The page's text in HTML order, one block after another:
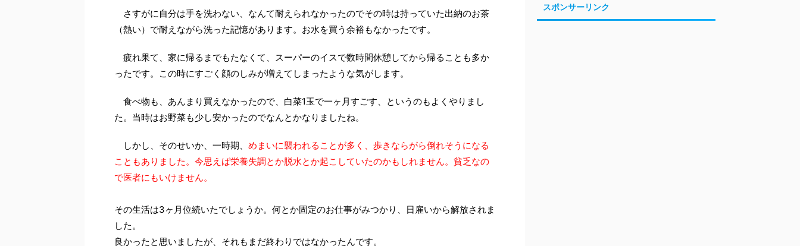
さすがに自分は手を洗わない、なんて耐えられなかったのでその時は持っていた出納のお茶
（熱い）で耐えながら洗った記憶があります。お水を買う余裕もなかったです。
疲れ果て、家に帰るまでもたなくて、スーパーのイスで数時間休憩してから帰ることも多か
ったです。この時にすごく顔のしみが増えてしまったような気がします。
食べ物も、あんまり買えなかったので、白菜1玉で一ヶ月すごす、というのもよくやりまし
た。当時はお野菜も少し安かったのでなんとかなりましたね。
しかし、そのせいか、一時期、 めまいに襲われることが多く、歩きならがら倒れそうになる
こともありました。今思えば栄養失調とか脱水とか起こしていたのかもしれません。貧乏なの
で医者にもいけません。
その生活は3ヶ月位続いたでしょうか。何とか固定のお仕事がみつかり、日雇いから解放されま
した。
良かったと思いましたが、それもまだ終わりではなかったんです。
スポンサーリンク